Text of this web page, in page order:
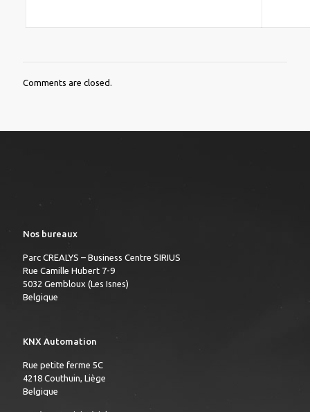
Comments are closed.
Nos bureaux
Parc CREALYS – Business Centre SIRIUS
Rue Camille Hubert 7-9
5032 Gembloux (Les Isnes)
Belgique
KNX Automation
Rue petite ferme 5C
4218 Couthuin, Liège
Belgique